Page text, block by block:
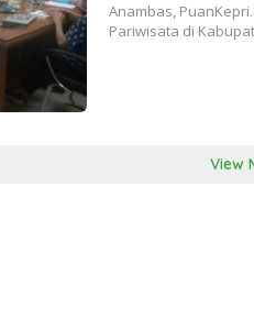
Anambas,
Pariwisata di
View